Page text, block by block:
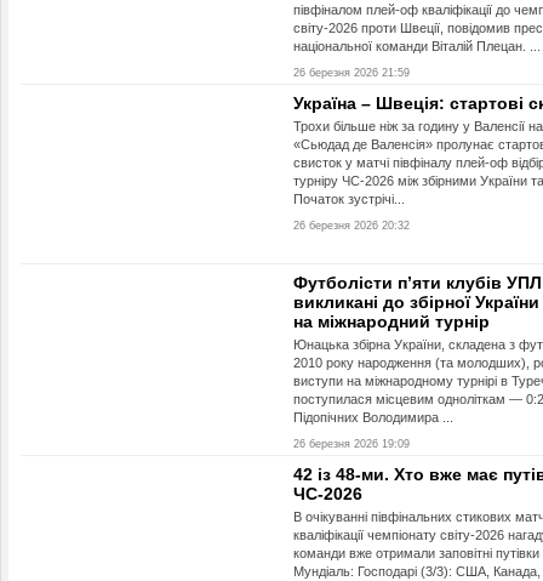
півфіналом плей-оф кваліфікації до
світу-2026 проти Швеції, повідомив
національної команди Віталій Плецан. ...
26 березня 2026 21:59
Україна – Швеція: стартові
Трохи більше ніж за годину у Валенсії на
«Сьюдад де Валенсія» пролунає
свисток у матчі півфіналу плей-оф
турніру ЧС-2026 між збірними України
Початок зустрічі...
26 березня 2026 20:32
Футболісти п’яти клубів УПЛ
викликані до збірної
на міжнародний турнір
Юнацька збірна України, складена з
2010 року народження (та молодших),
виступи на міжнародному турнірі в
поступилася місцевим одноліткам —
Підопічних Володимира ...
26 березня 2026 19:09
42 із 48-ми. Хто вже має
ЧС-2026
В очікуванні півфінальних стикових
кваліфікації чемпіонату світу-2026
команди вже отримали заповітні путівки
Мундіаль: Господарі (3/3): США, Канада,